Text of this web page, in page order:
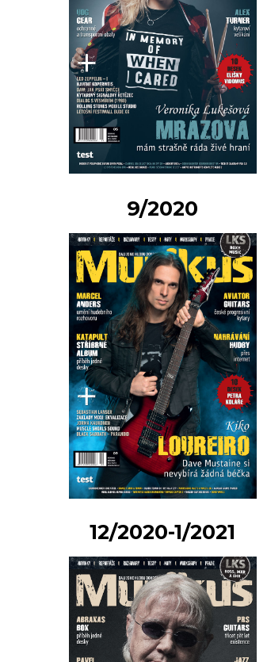
9/2020
12/2020-1/2021